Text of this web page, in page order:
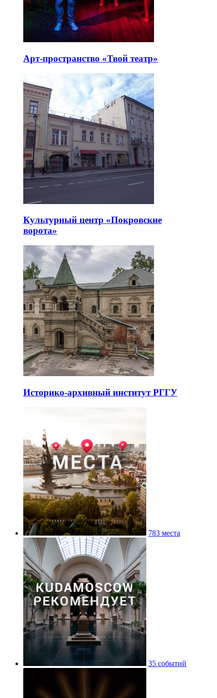
Арт-пространство «Твой театр»
Культурный центр «Покровские
ворота»
Историко-архивный институт РГГУ
783 места
35 событий